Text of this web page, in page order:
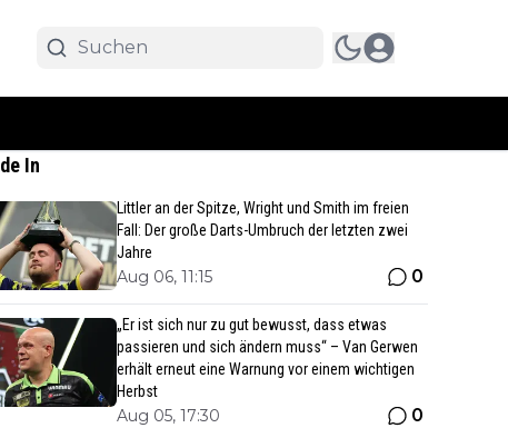
In
Littler an der Spitze, Wright und Smith im freien
Fall: Der große Darts-Umbruch der letzten zwei
Jahre
Aug 06, 11:15 0
„Er ist sich nur zu gut bewusst, dass etwas
passieren und sich ändern muss“ – Van Gerwen
erhält erneut eine Warnung vor einem wichtigen
Herbst
Aug 05, 17:30 0